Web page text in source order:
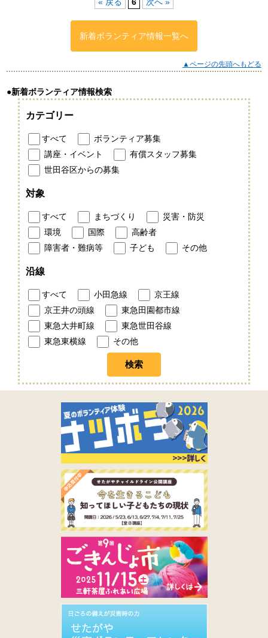
新着ボランティア情報一覧へ
▲ページの先頭へもどる
●新着ボランティア情報検索
カテゴリー
すべて
ボランティア募集
講座・イベント
有償スタッフ募集
世田谷区からの募集
対象
すべて まちづくり
災害・防災
環境
国際
高齢者
障害者・難病等
子ども その他
沿線
すべて 小田急線
京王線
京王井の頭線
東急田園都市線
東急大井町線
東急世田谷線
東急東横線
その他